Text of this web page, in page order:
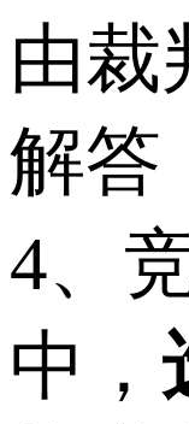
由裁
解答
4、
中，